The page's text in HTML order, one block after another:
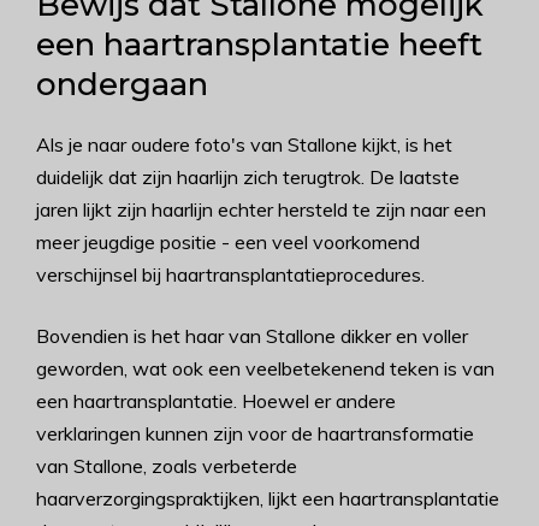
een haartransplantatie heeft
ondergaan
Als je naar oudere foto's van Stallone kijkt, is het
duidelijk dat zijn haarlijn zich terugtrok. De laatste
jaren lijkt zijn haarlijn echter hersteld te zijn naar een
meer jeugdige positie - een veel voorkomend
verschijnsel bij haartransplantatieprocedures.
Bovendien is het haar van Stallone dikker en voller
geworden, wat ook een veelbetekenend teken is van
een haartransplantatie. Hoewel er andere
verklaringen kunnen zijn voor de haartransformatie
van Stallone, zoals verbeterde
haarverzorgingspraktijken, lijkt een haartransplantatie